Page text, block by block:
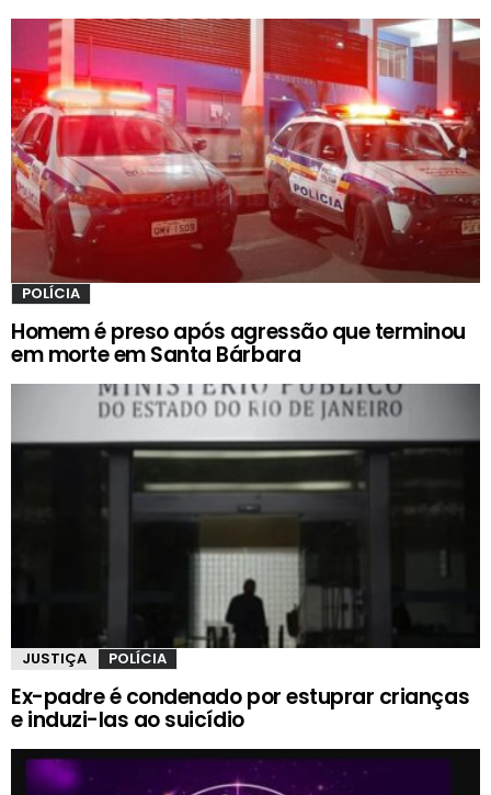
POLÍCIA
Homem é preso após agressão que terminou
em morte em Santa Bárbara
JUSTIÇA POLÍCIA
Ex-padre é condenado por estuprar crianças
e induzi-las ao suicídio